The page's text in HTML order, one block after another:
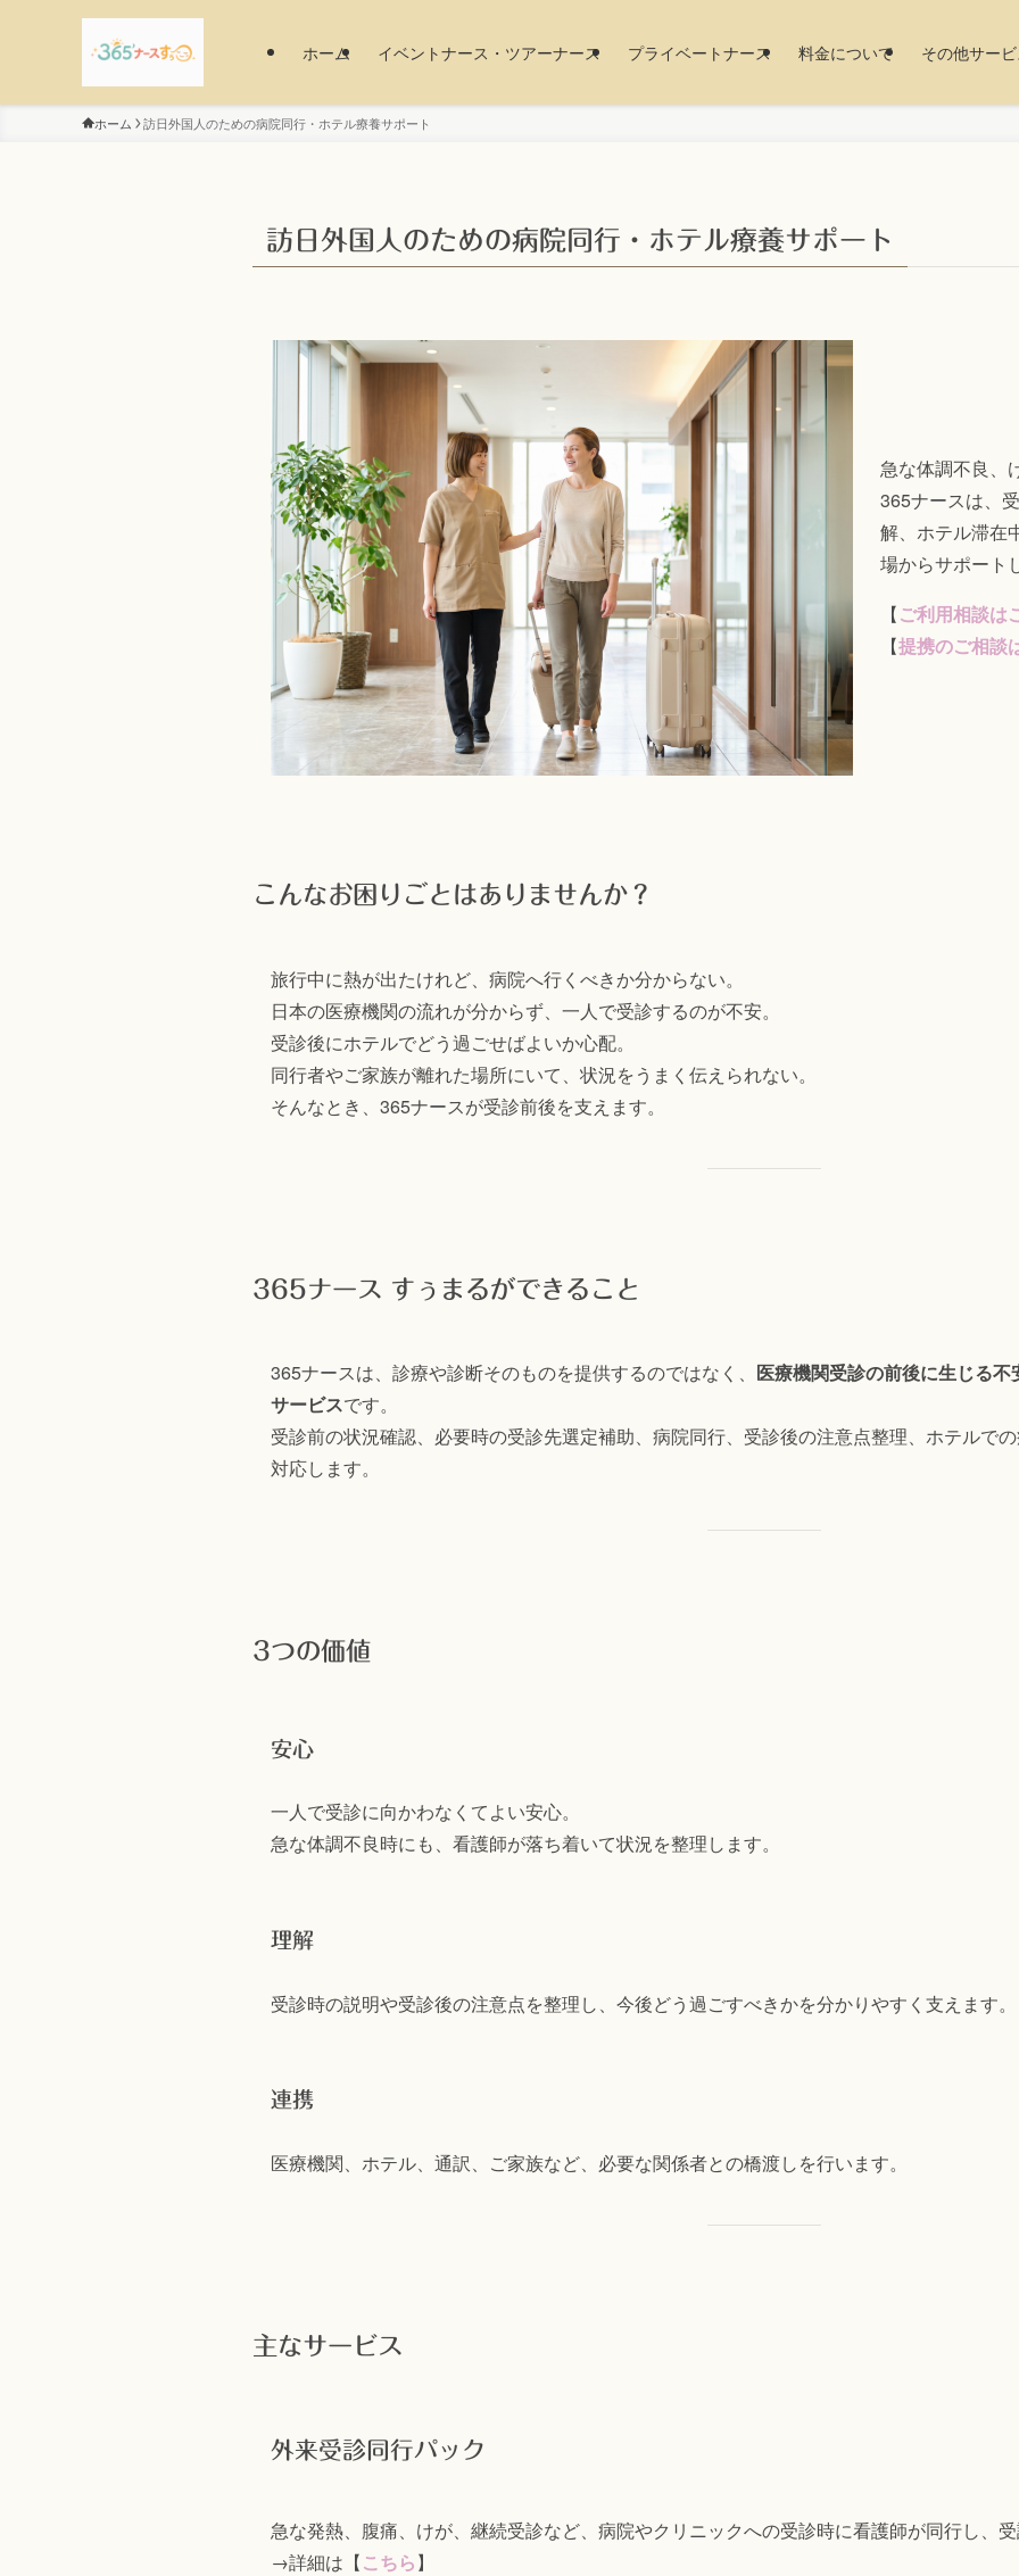
ホーム イベントナース・ツアーナース プライベートナース 料金について その他サー
ホーム 訪日外国人のための病院同行・ホテル療養サポート
訪日外国人のための病院同行・ホテル療養サポート
急な体調不良、
365ナースは、
解、ホテル滞在
場からサポート
【ご利用相談は
【提携のご相談
こんなお困りごとはありませんか？
旅行中に熱が出たけれど、病院へ行くべきか分からない。
日本の医療機関の流れが分からず、一人で受診するのが不安。
受診後にホテルでどう過ごせばよいか心配。
同行者やご家族が離れた場所にいて、状況をうまく伝えられない。
そんなとき、365ナースが受診前後を支えます。
365ナース すぅまるができること
365ナースは、診療や診断そのものを提供するのではなく、 医療機関受診の前後に生じる
サービスです。
受診前の状況確認、必要時の受診先選定補助、病院同行、受診後の注意点整理、ホテルで
対応します。
3つの価値
安心
一人で受診に向かわなくてよい安心。
急な体調不良時にも、看護師が落ち着いて状況を整理します。
理解
受診時の説明や受診後の注意点を整理し、今後どう過ごすべきかを分かりやすく支えます。
連携
医療機関、ホテル、通訳、ご家族など、必要な関係者との橋渡しを行います。
主なサービス
外来受診同行パック
急な発熱、腹痛、けが、継続受診など、病院やクリニックへの受診時に看護師が同行し、受
→詳細は【こちら】